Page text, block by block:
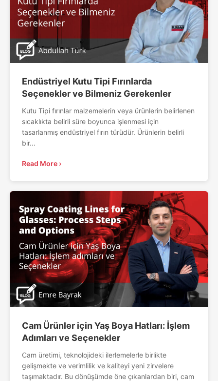
Endüstriyel Kutu Tipi Fırınlarda
Seçenekler ve Bilmeniz Gerekenler
Kutu Tipi fırınlar malzemelerin veya ürünlerin belirlenen
sıcaklıkta belirli süre boyunca işlenmesi için
tasarlanmış endüstriyel fırın türüdür. Ürünlerin belirli
bir...
Read More ›
Cam Ürünler için Yaş Boya Hatları: İşlem
Adımları ve Seçenekler
Cam üretimi, teknolojideki ilerlemelerle birlikte
gelişmekte ve verimlilik ve kaliteyi yeni zirvelere
taşımaktadır. Bu dönüşümde öne çıkanlardan biri, cam